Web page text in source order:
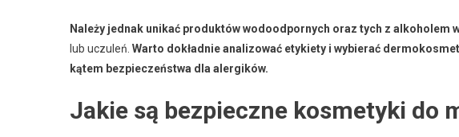
Należy jednak unikać produktów wodoodpornych oraz tych z alkoholem
lub uczuleń. Warto dokładnie analizować etykiety i wybierać
kątem bezpieczeństwa dla alergików.
Jakie są bezpieczne kosmetyki do